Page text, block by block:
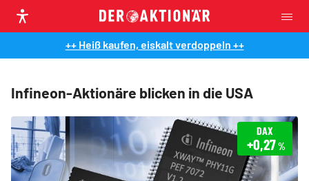
++ Heiß kaufen, eiskalt verdoppeln ++
Infineon-Aktionäre blicken in die USA
DAX
+0,27%